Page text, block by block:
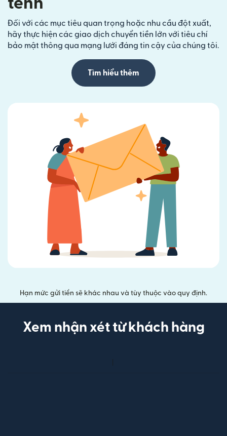
tênh
Đối với các mục tiêu quan trọng hoặc nhu cầu đột xuất,
hãy thực hiện các giao dịch chuyển tiền lớn với tiêu chí
bảo mật thông qua mạng lưới đáng tin cậy của chúng tôi.
Tìm hiểu thêm
Hạn mức gửi tiền sẽ khác nhau và tùy thuộc vào quy định.
Xem nhận xét từ khách hàng